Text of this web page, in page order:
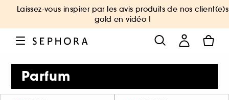
Laissez-vous inspirer par les avis produits de nos client(e)s
gold en vidéo !
Parfum